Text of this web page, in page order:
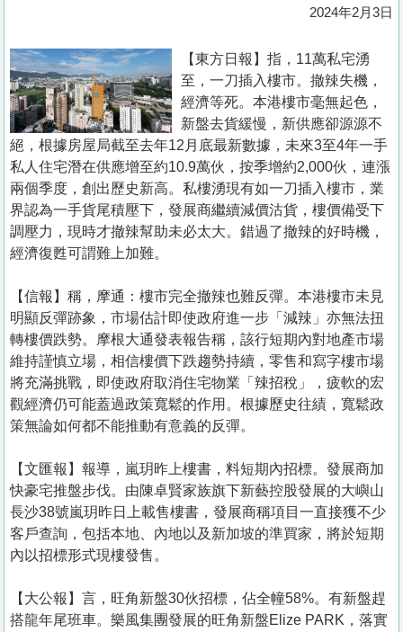
置
業
手
冊
關
於
我
們
2024年2月3日
【東方日報】指，11萬私宅湧
至，一刀插入樓市。撤辣失機，
經濟等死。本港樓市毫無起色，
新盤去貨緩慢，新供應卻源源不
絕，根據房屋局截至去年12月底最新數據，未來3至4年一手
私人住宅潛在供應增至約10.9萬伙，按季增約2,000伙，連漲
兩個季度，創出歷史新高。私樓湧現有如一刀插入樓市，業
界認為一手貨尾積壓下，發展商繼續減價沽貨，樓價備受下
調壓力，現時才撤辣幫助未必太大。錯過了撤辣的好時機，
經濟復甦可謂難上加難。
【信報】稱，摩通：樓市完全撤辣也難反彈。本港樓市未見
明顯反彈跡象，市場估計即使政府進一步「減辣」亦無法扭
轉樓價跌勢。摩根大通發表報告稱，該行短期內對地產市場
維持謹慎立場，相信樓價下跌趨勢持續，零售和寫字樓市場
將充滿挑戰，即使政府取消住宅物業「辣招稅」，疲軟的宏
觀經濟仍可能蓋過政策寬鬆的作用。根據歷史往績，寬鬆政
策無論如何都不能推動有意義的反彈。
【文匯報】報導，嵐玥昨上樓書，料短期內招標。發展商加
快豪宅推盤步伐。由陳卓賢家族旗下新藝控股發展的大嶼山
長沙38號嵐玥昨日上載售樓書，發展商稱項目一直接獲不少
客戶查詢，包括本地、內地以及新加坡的準買家，將於短期
內以招標形式現樓發售。
【大公報】言， 旺角新盤30伙招標，佔全幢58%。有新盤趕
搭龍年尾班車。樂風集團發展的旺角新盤Elize PARK，落實